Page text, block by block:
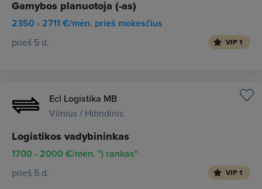
Gamybos planuotoja (-as)
2350 - 2711 €/mėn. prieš mokesčius
prieš 5 d. VIP 1
Ecl Logistika MB
Vilnius / Hibridinis
Logistikos vadybininkas
1700 - 2000 €/mėn. "į rankas"
prieš 5 d. VIP 1